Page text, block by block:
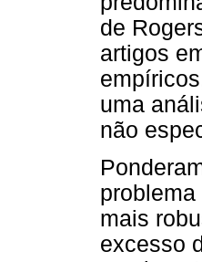
de
artigos
uma
não
mais
excesso